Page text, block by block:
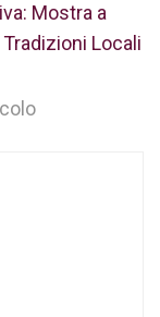
Mostra a
Locali